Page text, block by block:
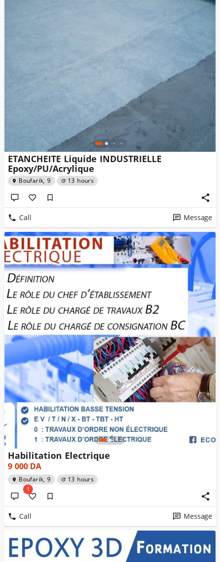
ETANCHEITE Liquide INDUSTRIELLE
Epoxy/PU/Acrylique
Boufarik, 9 13 hours
Call Message
Habilitation Electrique
9 000DA
Boufarik, 9
13 hours
1
Call Message